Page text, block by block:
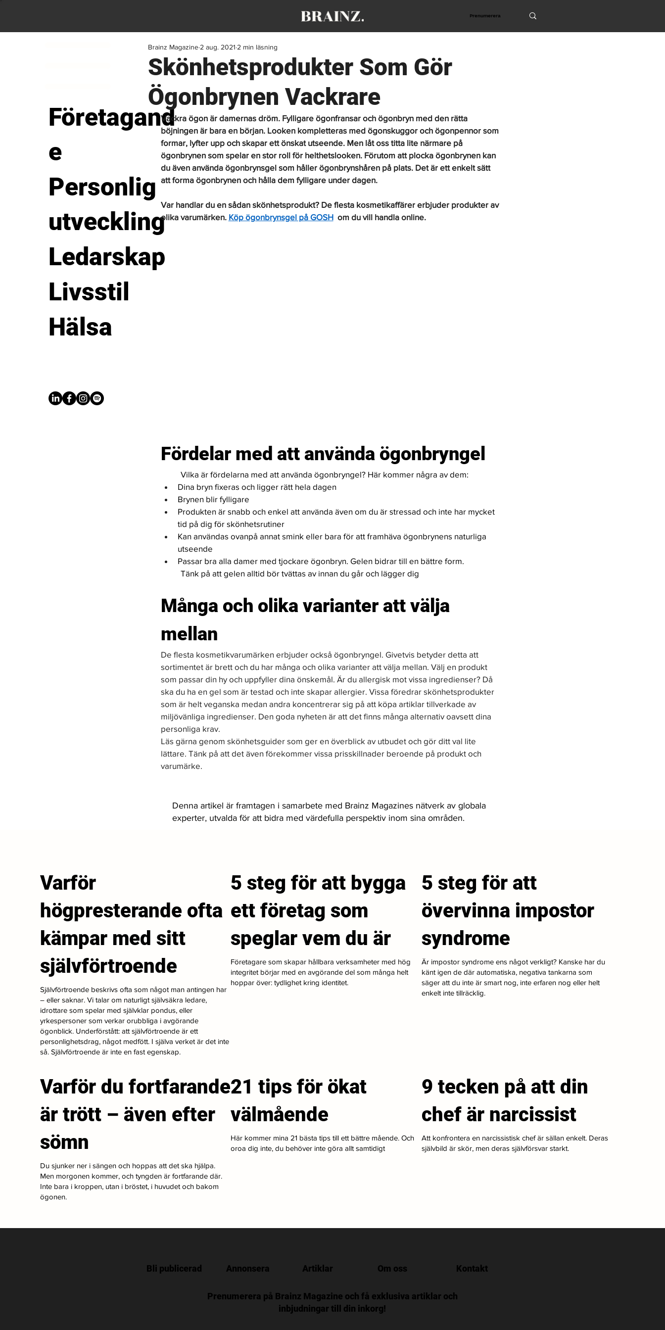
Prenumerera
Företagand
e
Personlig
utveckling
Ledarskap
Livsstil
Hälsa
Skönhetsprodukter Som Gör
Ögonbrynen Vackrare
Brainz Magazine 2 aug. 2021 2 min läsning
Vackra ögon är damernas dröm. Fylligare ögonfransar och ögonbryn med den rätta
böjningen är bara en början. Looken kompletteras med ögonskuggor och ögonpennor som
formar, lyfter upp och skapar ett önskat utseende. Men låt oss titta lite närmare på
ögonbrynen som spelar en stor roll för helthetslooken. Förutom att plocka ögonbrynen kan
du även använda ögonbrynsgel som håller ögonbrynshåren på plats. Det är ett enkelt sätt
att forma ögonbrynen och hålla dem fylligare under dagen.
Var handlar du en sådan skönhetsprodukt? De flesta kosmetikaffärer erbjuder produkter av
olika varumärken. Köp ögonbrynsgel på GOSH om du vill handla online.
Fördelar med att använda ögonbryngel
Vilka är fördelarna med att använda ögonbryngel? Här kommer några av dem:
Dina bryn fixeras och ligger rätt hela dagen
Brynen blir fylligare
Produkten är snabb och enkel att använda även om du är stressad och inte har mycket
tid på dig för skönhetsrutiner
Kan användas ovanpå annat smink eller bara för att framhäva ögonbrynens naturliga
utseende
Passar bra alla damer med tjockare ögonbryn. Gelen bidrar till en bättre form.
Tänk på att gelen alltid bör tvättas av innan du går och lägger dig
Många och olika varianter att välja
mellan
De flesta kosmetikvarumärken erbjuder också ögonbryngel. Givetvis betyder detta att
sortimentet är brett och du har många och olika varianter att välja mellan. Välj en produkt
som passar din hy och uppfyller dina önskemål. Är du allergisk mot vissa ingredienser? Då
ska du ha en gel som är testad och inte skapar allergier. Vissa föredrar skönhetsprodukter
som är helt veganska medan andra koncentrerar sig på att köpa artiklar tillverkade av
miljövänliga ingredienser. Den goda nyheten är att det finns många alternativ oavsett dina
personliga krav.
Läs gärna genom skönhetsguider som ger en överblick av utbudet och gör ditt val lite
lättare. Tänk på att det även förekommer vissa prisskillnader beroende på produkt och
varumärke.
Denna artikel är framtagen i samarbete med Brainz Magazines nätverk av globala
experter, utvalda för att bidra med värdefulla perspektiv inom sina områden.
Varför
högpresterande ofta
kämpar med sitt
självförtroende
Självförtroende beskrivs ofta som något man antingen har
– eller saknar. Vi talar om naturligt självsäkra ledare,
idrottare som spelar med självklar pondus, eller
yrkespersoner som verkar orubbliga i avgörande
ögonblick. Underförstått: att självförtroende är ett
personlighetsdrag, något medfött. I själva verket är det inte
så. Självförtroende är inte en fast egenskap.
5 steg för att bygga
ett företag som
speglar vem du är
Företagare som skapar hållbara verksamheter med hög
integritet börjar med en avgörande del som många helt
hoppar över: tydlighet kring identitet.
5 steg för att
övervinna impostor
syndrome
Är impostor syndrome ens något verkligt? Kanske har du
känt igen de där automatiska, negativa tankarna som
säger att du inte är smart nog, inte erfaren nog eller helt
enkelt inte tillräcklig.
Varför du fortfarande
är trött – även efter
sömn
Du sjunker ner i sängen och hoppas att det ska hjälpa.
Men morgonen kommer, och tyngden är fortfarande där.
Inte bara i kroppen, utan i bröstet, i huvudet och bakom
ögonen.
21 tips för ökat
välmående
Här kommer mina 21 bästa tips till ett bättre mående. Och
oroa dig inte, du behöver inte göra allt samtidigt
9 tecken på att din
chef är narcissist
Att konfrontera en narcissistisk chef är sällan enkelt. Deras
självbild är skör, men deras självförsvar starkt.
Bli publicerad Annonsera Artiklar Om oss Kontakt
Prenumerera på Brainz Magazine och få exklusiva artiklar och
inbjudningar till din inkorg!